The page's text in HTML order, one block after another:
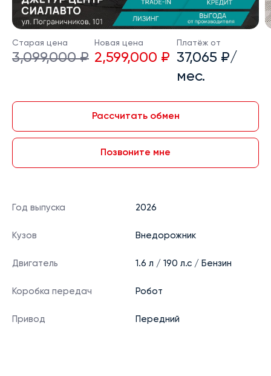
Старая цена
3,099,000 ₽
Новая цена
2,599,000 ₽
Платёж от
37,065 ₽/
мес.
Рассчитать обмен
Позвоните мне
Год выпуска 2026
Кузов Внедорожник
Двигатель 1.6 л / 190 л.с / Бензин
Коробка передач Робот
Привод Передний